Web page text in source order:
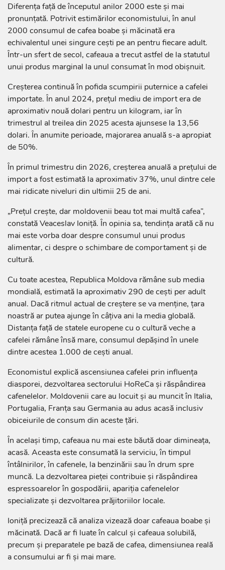
Diferența față de începutul anilor 2000 este și mai
pronunțată. Potrivit estimărilor economistului, în anul
2000 consumul de cafea boabe și măcinată era
echivalentul unei singure cești pe an pentru fiecare adult.
Într-un sfert de secol, cafeaua a trecut astfel de la statutul
unui produs marginal la unul consumat în mod obișnuit.
Creșterea continuă în pofida scumpirii puternice a cafelei
importate. În anul 2024, prețul mediu de import era de
aproximativ nouă dolari pentru un kilogram, iar în
trimestrul al treilea din 2025 acesta ajunsese la 13,56
dolari. În anumite perioade, majorarea anuală s-a apropiat
de 50%.
În primul trimestru din 2026, creșterea anuală a prețului de
import a fost estimată la aproximativ 37%, unul dintre cele
mai ridicate niveluri din ultimii 25 de ani.
„Prețul crește, dar moldovenii beau tot mai multă cafea”,
constată Veaceslav Ioniță. În opinia sa, tendința arată că nu
mai este vorba doar despre consumul unui produs
alimentar, ci despre o schimbare de comportament și de
cultură.
Cu toate acestea, Republica Moldova rămâne sub media
mondială, estimată la aproximativ 290 de cești per adult
anual. Dacă ritmul actual de creștere se va menține, țara
noastră ar putea ajunge în câțiva ani la media globală.
Distanța față de statele europene cu o cultură veche a
cafelei rămâne însă mare, consumul depășind în unele
dintre acestea 1.000 de cești anual.
Economistul explică ascensiunea cafelei prin influența
diasporei, dezvoltarea sectorului HoReCa și răspândirea
cafenelelor. Moldovenii care au locuit și au muncit în Italia,
Portugalia, Franța sau Germania au adus acasă inclusiv
obiceiurile de consum din aceste țări.
În același timp, cafeaua nu mai este băută doar dimineața,
acasă. Aceasta este consumată la serviciu, în timpul
întâlnirilor, în cafenele, la benzinării sau în drum spre
muncă. La dezvoltarea pieței contribuie și răspândirea
espressoarelor în gospodării, apariția cafenelelor
specializate și dezvoltarea prăjitoriilor locale.
Ioniță precizează că analiza vizează doar cafeaua boabe și
măcinată. Dacă ar fi luate în calcul și cafeaua solubilă,
precum și preparatele pe bază de cafea, dimensiunea reală
a consumului ar fi și mai mare.